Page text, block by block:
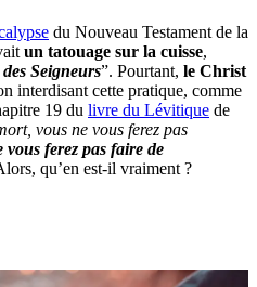
du Nouveau Testament de la
un tatouage sur la cuisse,
Seigneurs”. Pourtant, le Christ
interdisant cette pratique, comme
19 du livre du Lévitique de
vous ne vous ferez pas
vous ferez pas faire de
qu’en est-il vraiment ?